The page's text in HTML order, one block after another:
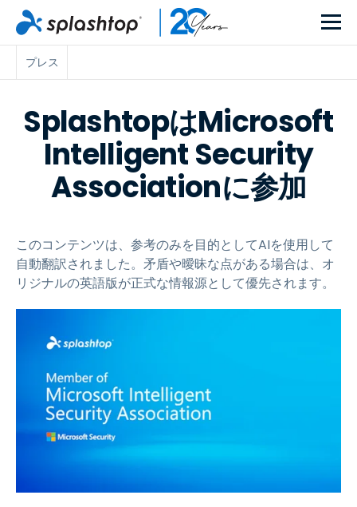
プレス
SplashtopはMicrosoft
Intelligent Security
Associationに参加
このコンテンツは、参考のみを目的としてAIを使用して
自動翻訳されました。矛盾や曖昧な点がある場合は、オ
リジナルの英語版が正式な情報源として優先されます。